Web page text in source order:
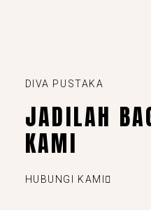
DIVA PUSTAKA
JADILAH
KAMI
HUBUNGI KAMI